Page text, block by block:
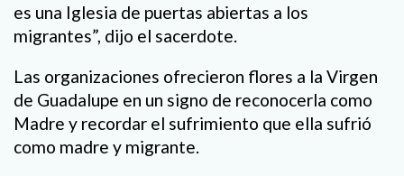
es una Iglesia de puertas abiertas a los
migrantes”, dijo el sacerdote.
Las organizaciones ofrecieron flores a la Virgen
de Guadalupe en un signo de reconocerla como
Madre y recordar el sufrimiento que ella sufrió
como madre y migrante.